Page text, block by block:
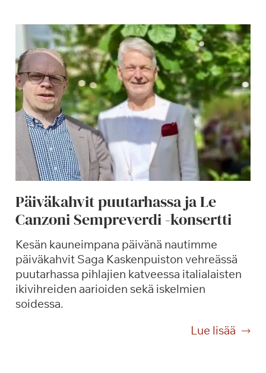
Päiväkahvit puutarhassa ja Le
Canzoni Sempreverdi -konsertti
Kesän kauneimpana päivänä nautimme
päiväkahvit Saga Kaskenpuiston vehreässä
puutarhassa pihlajien katveessa italialaisten
ikivihreiden aarioiden sekä iskelmien
soidessa.
Lue lisää
P